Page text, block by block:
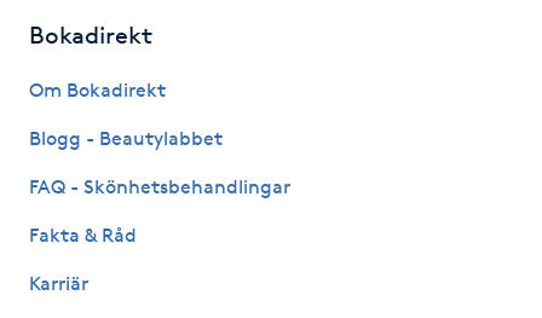
Keratinbehandling
Kinesiologi
Kiropraktik
Bokadirekt
Om Bokadirekt
Blogg - Beautylabbet
FAQ - Skönhetsbehandlingar
Fakta & Råd
Karriär